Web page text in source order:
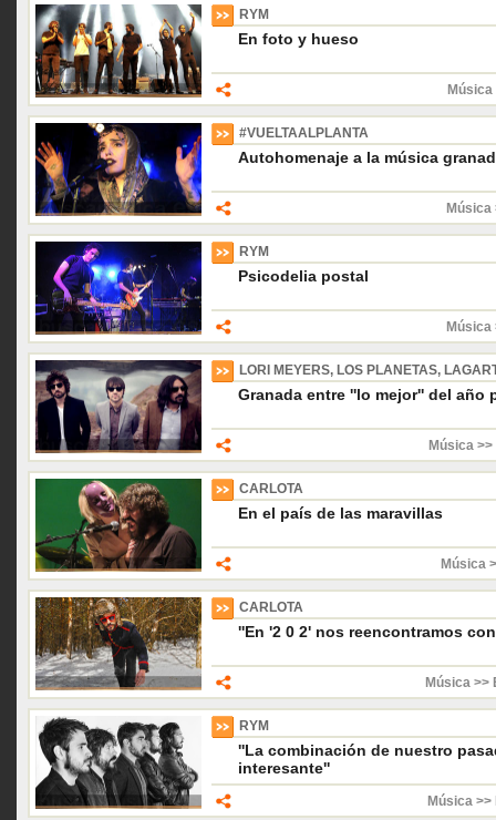
RYM
En foto y hueso
#VUELTAALPLANTA
Autohomenaje a la música
Música
RYM
Psicodelia postal
Música
LORI MEYERS, LOS PLANETAS,
Granada entre ''lo mejor'' del año
Música
CARLOTA
En el país de las maravillas
Música
CARLOTA
''En '2 0 2' nos reencontramos
Música >>
RYM
''La combinación de nuestro
interesante''
Música